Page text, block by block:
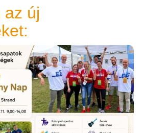
az új